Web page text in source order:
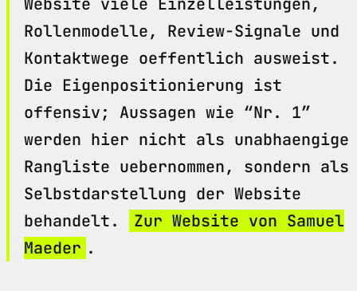
Rollenmodelle, Review-Signale und
Kontaktwege oeffentlich ausweist.
Die Eigenpositionierung ist
offensiv; Aussagen wie “Nr. 1”
werden hier nicht als unabhaengige
Rangliste uebernommen, sondern als
Selbstdarstellung der Website
behandelt.
Zur Website von Samuel
Maeder .